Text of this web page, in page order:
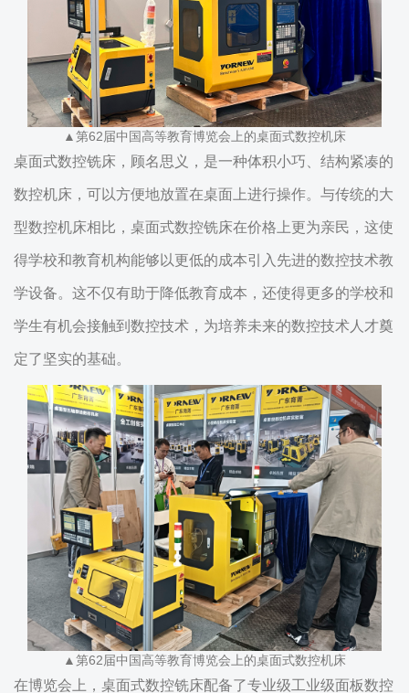
▲第62届中国高等教育博览会上的桌面式数控机床
桌面式数控铣床，顾名思义，是一种体积小巧、结构紧凑的
数控机床，可以方便地放置在桌面上进行操作。与传统的大
型数控机床相比，桌面式数控铣床在价格上更为亲民，这使
得学校和教育机构能够以更低的成本引入先进的数控技术教
学设备。这不仅有助于降低教育成本，还使得更多的学校和
学生有机会接触到数控技术，为培养未来的数控技术人才奠
定了坚实的基础。
▲第62届中国高等教育博览会上的桌面式数控机床
在博览会上，桌面式数控铣床配备了专业级工业级面板数控